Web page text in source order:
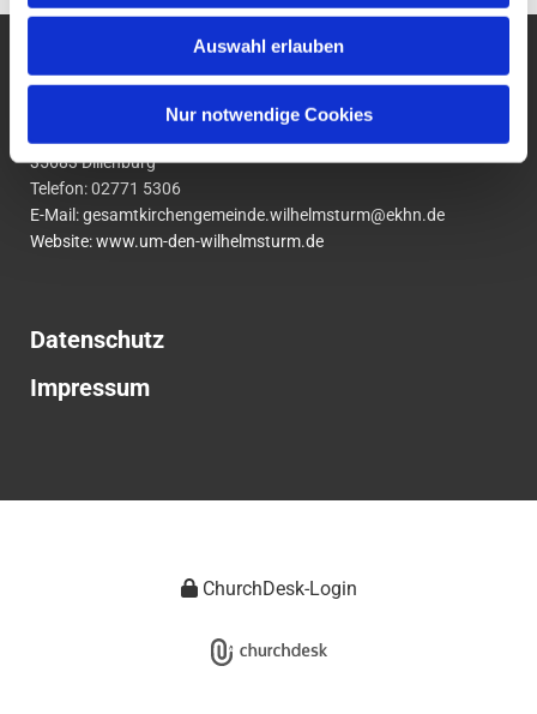
Auswahl erlauben
Nur notwendige Cookies
Ev. Gesamtkirchengemeinde
um den Wilhelmsturm
35683 Dillenburg
Telefon:02771 5306
E-Mail:gesamtkirchengemeinde.wilhelmsturm@ekhn.de
Website: www.um-den-wilhelmsturm.de
Datenschutz
Impressum
ChurchDesk-Login